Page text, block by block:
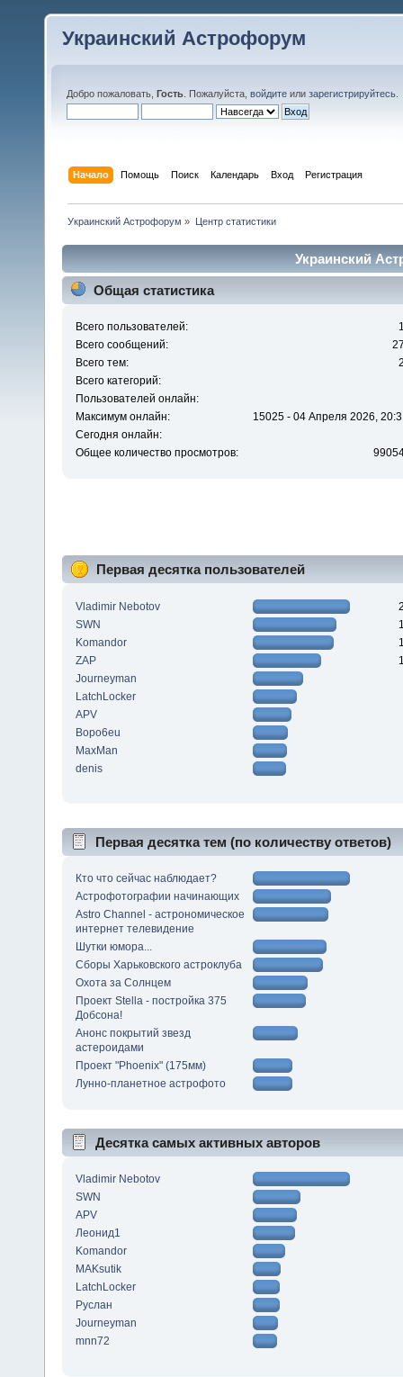
Украинский Астрофорум
Добро пожаловать, Гость . Пожалуйста, войдите или зарегистрируйтесь
Начало Помощь Поиск Календарь Вход Регистрация
Украинский Астрофорум » Центр статистики
Украинский
Общая статистика
Всего пользователей:
Всего сообщений:
Всего тем:
Всего категорий:
Пользователей онлайн:
Максимум онлайн:
15025 - 04 Апреля 2026,
Сегодня онлайн:
Общее количество просмотров:
Первая десятка пользователей
Vladimir Nebotov
SWN
Komandor
ZAP
Journeyman
LatchLocker
APV
Bopo6eu
MaxMan
denis
Первая десятка тем (по количеству ответов)
Кто что сейчас наблюдает?
Астрофотографии начинающих
Astro Channel - астрономическое
интернет телевидение
Шутки юмора...
Сборы Харьковского астроклуба
Охота за Солнцем
Проект Stella - постройка 375
Добсона!
Анонс покрытий звезд
астероидами
Проект "Phoenix" (175мм)
Лунно-планетное астрофото
Десятка самых активных авторов
Vladimir Nebotov
SWN
APV
Леонид1
Komandor
MAKsutik
LatchLocker
Руслан
Journeyman
mnn72